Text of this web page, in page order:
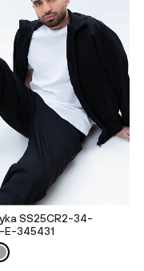
SS25CR2-34-
E-345431